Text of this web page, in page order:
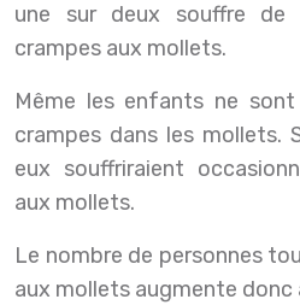
une sur deux souffre
crampes aux mollets.
Même les enfants ne
crampes dans les mollets.
eux souffriraient
aux mollets.
Le nombre de personnes
aux mollets augmente donc